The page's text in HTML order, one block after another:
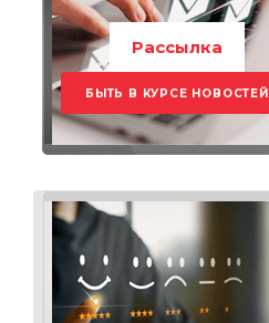
Рассылка
БЫТЬ В КУРСЕ НОВОСТЕЙ